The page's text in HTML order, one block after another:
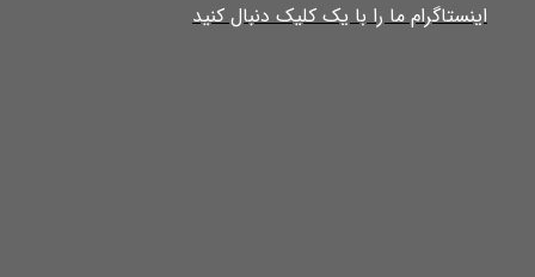
​​​​​​​​​اینستاگرام ما را با یک کلیک دنبال کنید